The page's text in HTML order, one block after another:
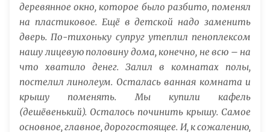
деревянное окно, которое было разбито, поменял
на пластиковое. Ещё в детской надо заменить
дверь. По-тихоньку супруг утеплил пеноплексом
нашу лицевую половину дома, конечно, не всю – на
что хватило денег. Залил в комнатах полы,
постелил линолеум. Осталась ванная комната и
крышу поменять. Мы купили кафель
(дешёвенький). Осталось починить крышу. Самое
основное, главное, дорогостоящее. И, к сожалению,